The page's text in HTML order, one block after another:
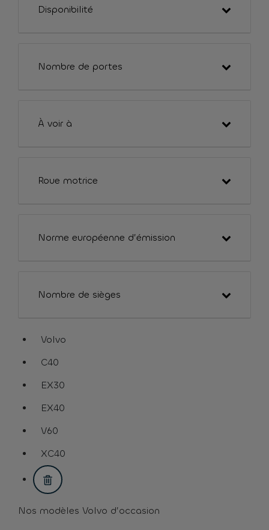
Disponibilité
Nombre de portes
À voir à
Roue motrice
Norme européenne d’émission
Nombre de sièges
Volvo
C40
EX30
EX40
V60
XC40
assistive.text.remove.filter.button
Nos modèles Volvo d’occasion